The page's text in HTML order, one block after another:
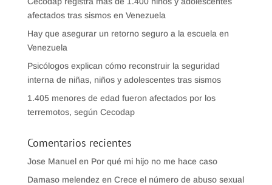
afectados tras sismos en Venezuela
Hay que asegurar un retorno seguro a la escuela en
Venezuela
Psicólogos explican cómo reconstruir la seguridad
interna de niñas, niños y adolescentes tras sismos
1.405 menores de edad fueron afectados por los
terremotos, según Cecodap
Comentarios recientes
Jose Manuelen Por qué mi hijo no me hace caso
Damaso melendez en Crece el número de abuso sexual